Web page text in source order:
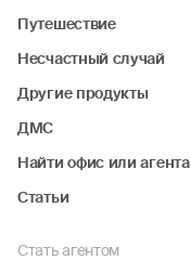
Путешествие
Несчастный случай
Другие продукты
ДМС
Найти офис или агента
Статьи
Стать агентом